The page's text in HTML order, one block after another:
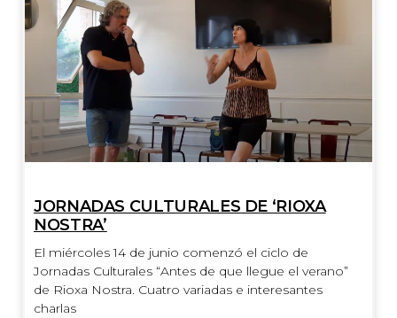
JORNADAS CULTURALES DE ‘RIOXA
NOSTRA’
El miércoles 14 de junio comenzó el ciclo de
Jornadas Culturales “Antes de que llegue el verano”
de Rioxa Nostra. Cuatro variadas e interesantes
charlas